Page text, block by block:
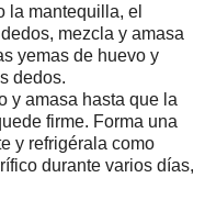
la mantequilla, el
mezcla y amasa
yemas de huevo y
dedos.
y amasa hasta que la
firme. Forma una
y refrigérala como
durante varios días,